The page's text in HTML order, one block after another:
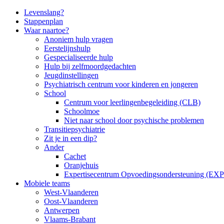
Side
Navigation
Levenslang?
Stappenplan
Waar naartoe?
Anoniem hulp vragen
Eerstelijnshulp
Gespecialiseerde hulp
Hulp bij zelfmoordgedachten
Jeugdinstellingen
Psychiatrisch centrum voor kinderen en jongeren
School
Centrum voor leerlingenbegeleiding (CLB)
Schoolmoe
Niet naar school door psychische problemen
Transitiepsychiatrie
Zit je in een dip?
Ander
Cachet
Oranjehuis
Expertisecentrum Opvoedingsondersteuning
Mobiele teams
West-Vlaanderen
Oost-Vlaanderen
Antwerpen
Vlaams-Brabant